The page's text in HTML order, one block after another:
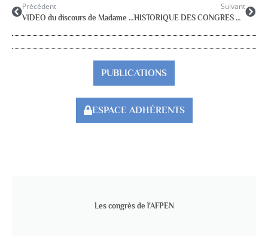
Précédent
VIDEO du discours de Madame la Ministre au congrès de l’AFPEN
Suivant
HISTORIQUE DES CONGRES NATIONAUX
PUBLICATIONS
ESPACE ADHÉRENTS
Les congrès de l'AFPEN